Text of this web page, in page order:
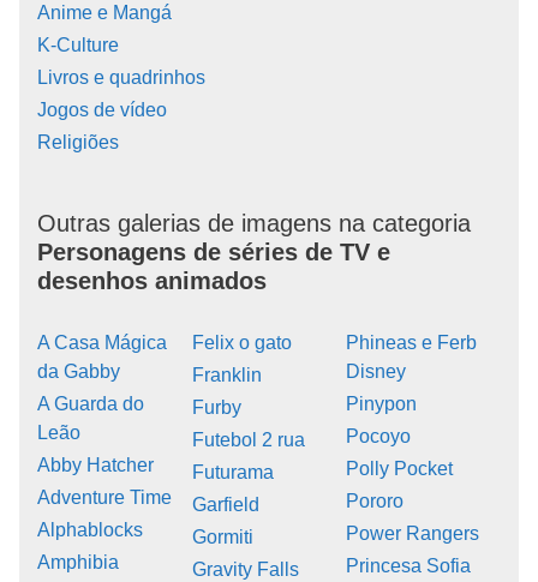
Anime e Mangá
K-Culture
Livros e quadrinhos
Jogos de vídeo
Religiões
Outras galerias de imagens na categoria
Personagens de séries de TV e
desenhos animados
A Casa Mágica
da Gabby
A Guarda do
Leão
Abby Hatcher
Adventure Time
Alphablocks
Amphibia
Felix o gato
Franklin
Furby
Futebol 2 rua
Futurama
Garfield
Gormiti
Gravity Falls
Phineas e Ferb
Disney
Pinypon
Pocoyo
Polly Pocket
Pororo
Power Rangers
Princesa Sofia